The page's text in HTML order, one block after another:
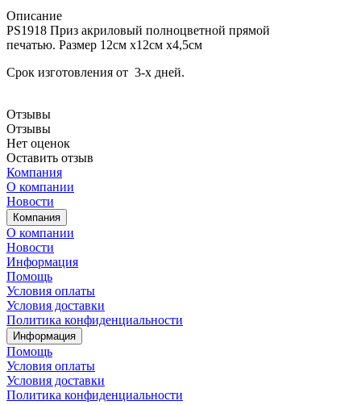
Описание
PS1918 Приз акриловый полноцветной прямой
печатью. Размер 12см х12см х4,5см
Срок изготовления от 3-х дней.
Отзывы
Отзывы
Нет оценок
Оставить отзыв
Компания
О компании
Новости
Компания
О компании
Новости
Информация
Помощь
Условия оплаты
Условия доставки
Политика конфиденциальности
Информация
Помощь
Условия оплаты
Условия доставки
Политика конфиденциальности